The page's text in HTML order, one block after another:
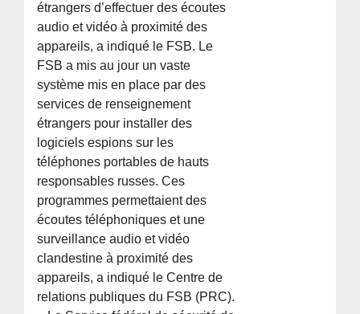
étrangers d’effectuer des écoutes
audio et vidéo à proximité des
appareils, a indiqué le FSB. Le
FSB a mis au jour un vaste
système mis en place par des
services de renseignement
étrangers pour installer des
logiciels espions sur les
téléphones portables de hauts
responsables russes. Ces
programmes permettaient des
écoutes téléphoniques et une
surveillance audio et vidéo
clandestine à proximité des
appareils, a indiqué le Centre de
relations publiques du FSB (PRC).